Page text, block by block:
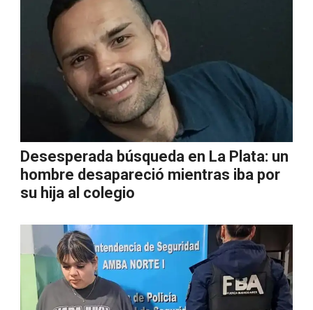
Desesperada búsqueda en La Plata: un
hombre desapareció mientras iba por
su hija al colegio